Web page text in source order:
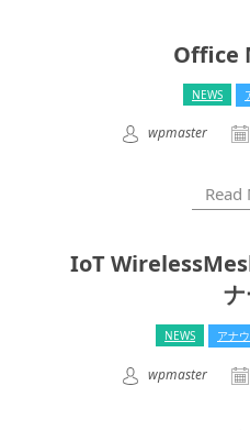
Office
NEWS
wpmaster
Read
IoT
NEWS アナ
wpmaster